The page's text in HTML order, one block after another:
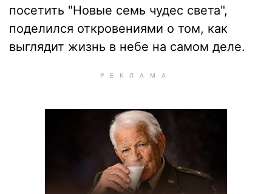
посетить "Новые семь чудес света",
поделился откровениями о том, как
выглядит жизнь в небе на самом деле.